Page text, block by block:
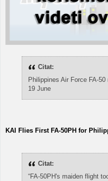
Citat:
Philippines Air Force FA-
19 June
KAI Flies First FA-50PH for
Citat:
“FA-50PH's maiden flight